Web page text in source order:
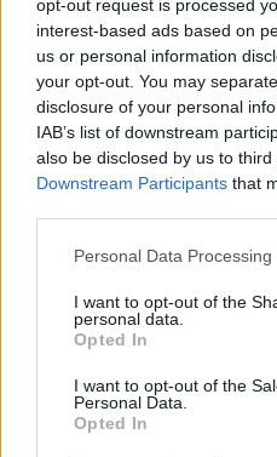
opt-out request is processed
interest-based ads based on
us or personal information
your opt-out. You may
disclosure of your personal
IAB’s list of downstream
also be disclosed by us to
Downstream Participants that
Please note that this website/
not limited to your visit or
grant or deny consent to
use your data for below
consent section.
Personal Data
I want to opt-out of the
personal data.
Opted In
I want to opt-out of the
Personal Data.
Opted In
χρησιμοποιούν
αποτελεί ιδιοκτησία τους ή
διαμερίσματόςτους. Στην
ισχύει αν δεν έχουν
απαραίτητες νομικές
που προβλέπει η